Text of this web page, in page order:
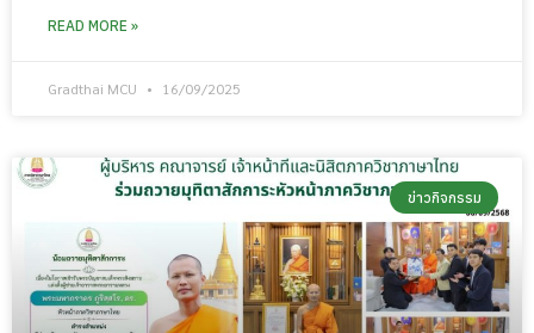
READ MORE »
Gradthai MCU 16/09/2025
ข่าวกิจกรรม